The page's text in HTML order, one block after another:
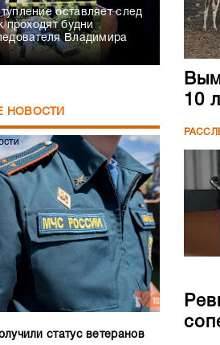
оставляет след
проходят будни
Владимира
НОВОСТИ
статус ветеранов
10